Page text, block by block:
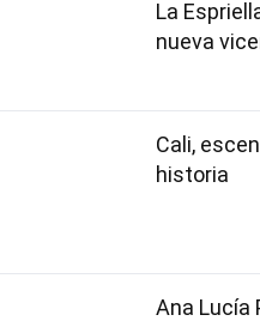
La
nueva
Cali,
historia
Ana Lucía